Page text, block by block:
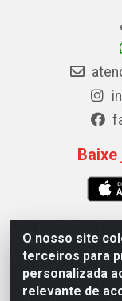
O nosso site
terceiros para
personalizada
relevante de
Baixe
Polybalas -
Ernesto Geisel,